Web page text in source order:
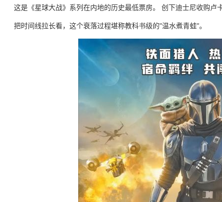
这是《星球大战》系列在内地的历史最低票房。 创下迪士尼收购卢
把时间线拉长看，这个衰落过程堪称教科书级的"温水煮青蛙"。